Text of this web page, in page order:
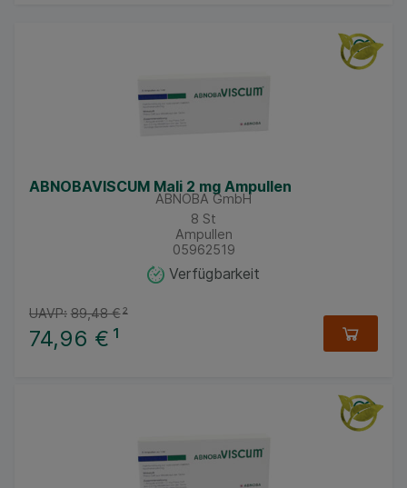
ABNOBAVISCUM Mali 2 mg Ampullen
ABNOBA GmbH
8 St
Ampullen
05962519
Verfügbarkeit
74,96 € ¹
UAVP: 89,48 €²